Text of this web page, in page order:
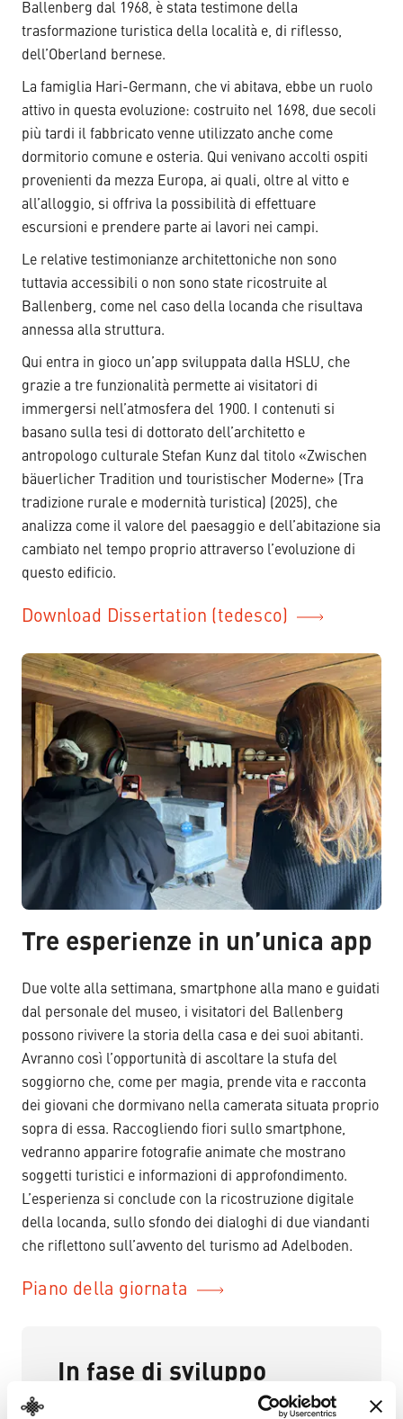
Ballenberg dal 1968, è stata testimone della
trasformazione turistica della località e, di riflesso,
dell’Oberland bernese.
La famiglia Hari-Germann, che vi abitava, ebbe un ruolo
attivo in questa evoluzione: costruito nel 1698, due secoli
più tardi il fabbricato venne utilizzato anche come
dormitorio comune e osteria. Qui venivano accolti ospiti
provenienti da mezza Europa, ai quali, oltre al vitto e
all’alloggio, si offriva la possibilità di effettuare
escursioni e prendere parte ai lavori nei campi.
Le relative testimonianze architettoniche non sono
tuttavia accessibili o non sono state ricostruite al
Ballenberg, come nel caso della locanda che risultava
annessa alla struttura.
Qui entra in gioco un’app sviluppata dalla HSLU, che
grazie a tre funzionalità permette ai visitatori di
immergersi nell’atmosfera del 1900. I contenuti si
basano sulla tesi di dottorato dell’architetto e
antropologo culturale Stefan Kunz dal titolo «Zwischen
bäuerlicher Tradition und touristischer Moderne» (Tra
tradizione rurale e modernità turistica) (2025), che
analizza come il valore del paesaggio e dell’abitazione sia
cambiato nel tempo proprio attraverso l’evoluzione di
questo edificio.
Download Dissertation (tedesco)
Tre esperienze in un’unica app
Due volte alla settimana, smartphone alla mano e guidati
dal personale del museo, i visitatori del Ballenberg
possono rivivere la storia della casa e dei suoi abitanti.
Avranno così l’opportunità di ascoltare la stufa del
soggiorno che, come per magia, prende vita e racconta
dei giovani che dormivano nella camerata situata proprio
sopra di essa. Raccogliendo fiori sullo smartphone,
vedranno apparire fotografie animate che mostrano
soggetti turistici e informazioni di approfondimento.
L’esperienza si conclude con la ricostruzione digitale
della locanda, sullo sfondo dei dialoghi di due viandanti
che riflettono sull’avvento del turismo ad Adelboden.
Piano della giornata
In fase di sviluppo